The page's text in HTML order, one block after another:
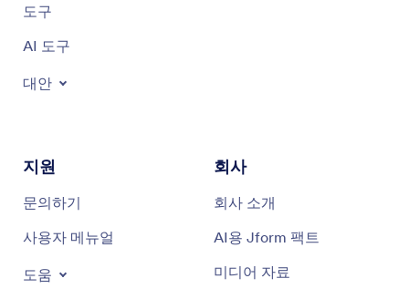
도구
AI 도구
대안
지원
문의하기
사용자 메뉴얼
도움
회사
회사 소개
AI용 Jform 팩트
미디어 자료